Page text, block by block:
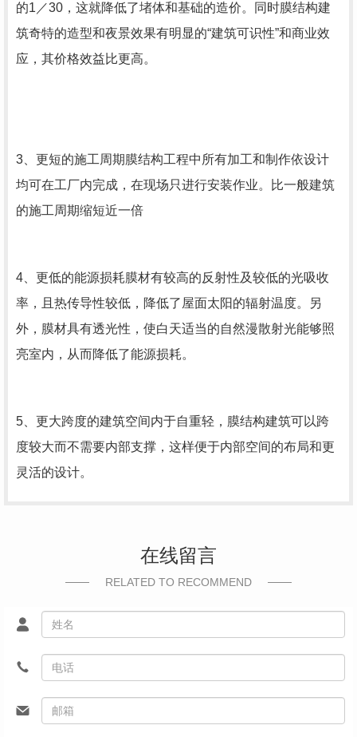
的1／30，这就降低了堵体和基础的造价。同时膜结构建
筑奇特的造型和夜景效果有明显的“建筑可识性”和商业效
应，其价格效益比更高。
3、更短的施工周期膜结构工程中所有加工和制作依设计
均可在工厂内完成，在现场只进行安装作业。比一般建筑
的施工周期缩短近一倍
4、更低的能源损耗膜材有较高的反射性及较低的光吸收
率，且热传导性较低，降低了屋面太阳的辐射温度。另
外，膜材具有透光性，使白天适当的自然漫散射光能够照
亮室内，从而降低了能源损耗。
5、更大跨度的建筑空间内于自重轻，膜结构建筑可以跨
度较大而不需要内部支撑，这样便于内部空间的布局和更
灵活的设计。
在线留言
RELATED TO RECOMMEND